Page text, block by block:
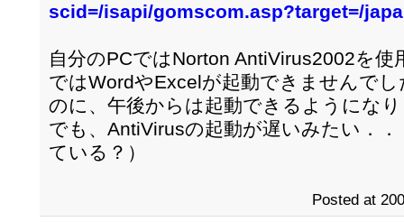
scid=/isapi/gomscom.asp?target=/
自分のPCではNorton AntiVirus2002を
ではWordやExcelが起動できませんで
のに、午後からは起動できるようにな
でも、AntiVirusの起動が遅いみたい．
ている？）
Posted at